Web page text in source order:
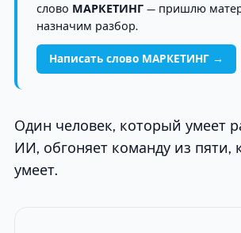
слово МАРКЕТИНГ— пришлю
назначим разбор.
Написать слово МАРКЕТИНГ →
Один человек, который умеет
ИИ, обгоняет команду из пяти,
умеет.